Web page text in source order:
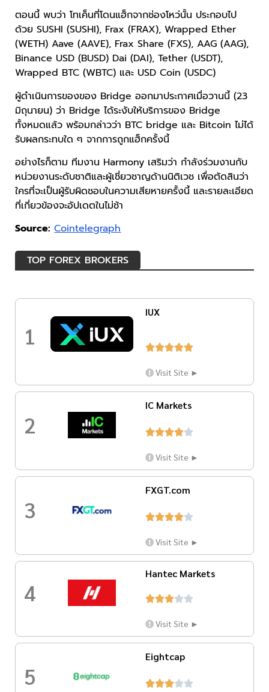
ตอนนี้ พบว่า โทเค็นที่โดนแฮ็กจากช่องโหว่นั้น ประกอบไป
ด้วย SUSHI (SUSHI), Frax (FRAX), Wrapped Ether
(WETH) Aave (AAVE), Frax Share (FXS), AAG (AAG),
Binance USD (BUSD) Dai (DAI), Tether (USDT),
Wrapped BTC (WBTC) และ USD Coin (USDC)
ผู้ดำเนินการของของ Bridge ออกมาประกาศเมื่อวานนี้ (23
มิถุนายน) ว่า Bridge ได้ระงับให้บริการของ Bridge
ทั้งหมดแล้ว พร้อมกล่าวว่า BTC bridge และ Bitcoin ไม่ได้
รับผลกระทบใด ๆ จากการถูกแฮ็กครั้งนี้
อย่างไรก็ตาม ทีมงาน Harmony เสริมว่า กำลังร่วมงานกับ
หน่วยงานระดับชาติและผู้เชี่ยวชาญด้านนิติเวช เพื่อตัดสินว่า
ใครที่จะเป็นผู้รับผิดชอบในความเสียหายครั้งนี้ และรายละเอียด
ที่เกี่ยวข้องจะอัปเดตในไม่ช้า
Source: Cointelegraph
TOP FOREX BROKERS
1
IUX

Visit Site ►
2
IC Markets

Visit Site ►
3
FXGT.com

Visit Site ►
4
Hantec Markets

Visit Site ►
5
Eightcap
